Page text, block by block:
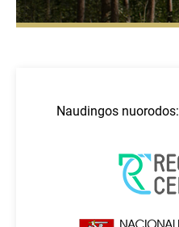
Naudingos nuorodos: